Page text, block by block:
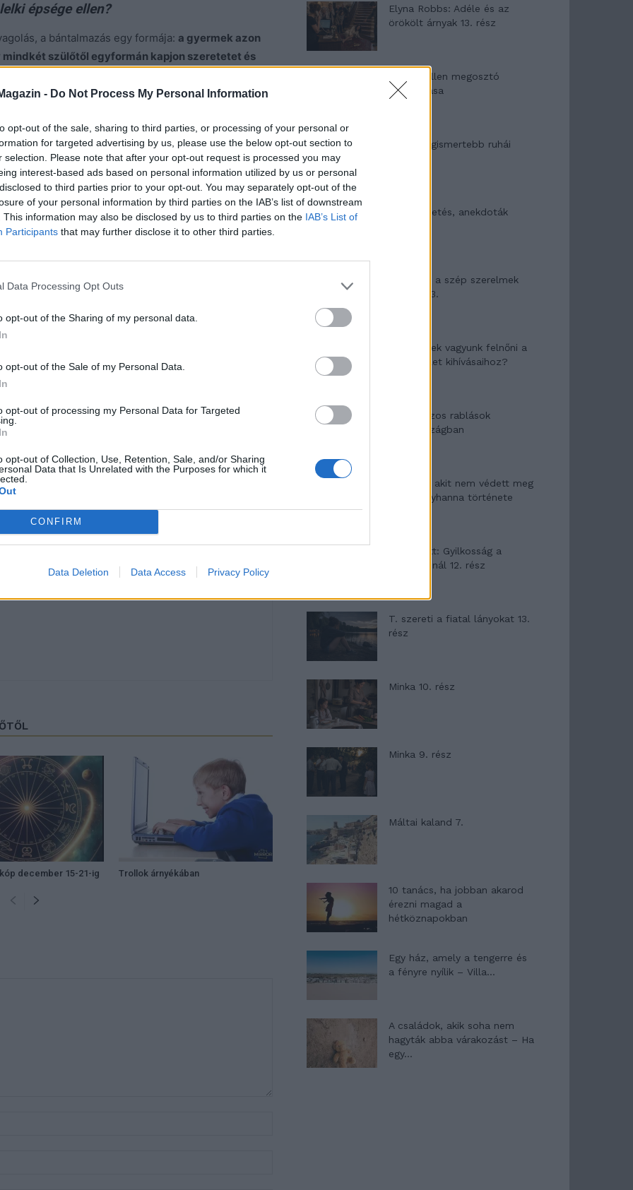
- Do Not Process My Personal Information
opt-out of the sale, sharing to third parties, or processing of your personal or
for targeted advertising by us, please use the below opt-out section to
selection. Please note that after your opt-out request is processed you may
interest-based ads based on personal information utilized by us or personal
to third parties prior to your opt-out. You may separately opt-out of the
of your personal information by third parties on the IAB’s list of downstream
This information may also be disclosed by us to third parties on the IAB’s List of
Participants that may further disclose it to other third parties.
Data Processing Opt Outs
opt-out of the Sharing of my personal data.
opt-out of the Sale of my Personal Data.
opt-out of processing my Personal Data for Targeted
opt-out of Collection, Use, Retention, Sale, and/or Sharing
Data that Is Unrelated with the Purposes for which it
CONFIRM
Data Deletion Data Access Privacy Policy
épsége ellen?
a bántalmazás egy formája: a gyermek azon
szülőtől egyformán kapjon szeretetet és
ilyen esetekben?
malmára hajtsa a vizet”, azazúgy állítsa be a másik
vele, aki mindent megtesz az utód testi-lelki
vagy harag – főleg, ha a másik fél
exe ellen hangolja. Sokan pénzt remélnek az
a másik fél talán majd kompenzálja a külön töltött
is állhat a háttérben: az elidegenítő fél teljesen
utánaolvasni a jelenségnek, akcióba lendülni, akár
segítségét kérve.
december 15-21-ig Trollok árnyékában
Elyna Robbs: Adéle és az
örökölt árnyak 13. rész
Woody Allen megosztó
zsenialitása
A világ legismertebb ruhái
Nyár, nevetés, anekdoták
Panna és a szép szerelmek
mítosza 3.
Képtelenek vagyunk felnőni a
felnőtt élet kihívásaihoz?
Altatógázos rablások
Olaszországban
A kislány, akit nem védett meg
senki – Lyhanna története
T. Barnett: Gyilkosság a
Garda-tónál 12. rész
T. szereti a fiatal lányokat 13.
rész
Minka 10. rész
Minka 9. rész
Máltai kaland 7.
10 tanács, ha jobban akarod
érezni magad a
hétköznapokban
Egy ház, amely a tengerre és
a fényre nyílik – Villa...
A családok, akik soha nem
hagyták abba várakozást – Ha
egy...